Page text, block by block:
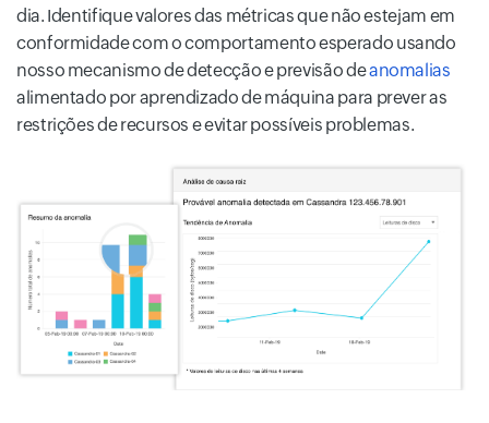
dia. Identifique valores das métricas que não estejam em
conformidade com o comportamento esperado usando
nosso mecanismo de detecção e previsão deanomalias
alimentado por aprendizado de máquina para prever as
restrições de recursos e evitar possíveis problemas.